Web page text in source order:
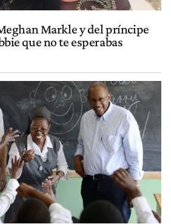
Markle y del príncipe
que no te esperabas